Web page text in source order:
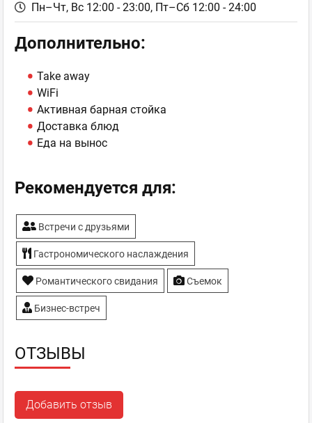
Пн–Чт, Вс 12:00 - 23:00, Пт–Сб 12:00 - 24:00
Дополнительно:
Take away
WiFi
Активная барная стойка
Доставка блюд
Еда на вынос
Рекомендуется для:
Встречи с друзьями
Гастрономического наслаждения
Романтического свидания Съемок
Бизнес-встреч
ОТЗЫВЫ
Добавить отзыв